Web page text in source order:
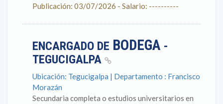
Publicación: 03/07/2026 - Salario: ----------
ENCARGADO DE BODEGA -
TEGUCIGALPA
Ubicación: Tegucigalpa | Departamento : Francisco
Morazán
Secundaria completa o estudios universitarios en